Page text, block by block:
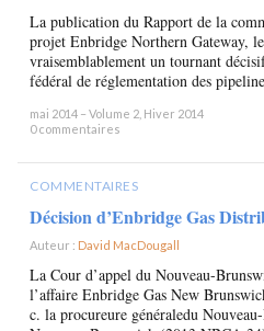
La publication du Rapport de la
projet Enbridge Northern Gateway,
vraisemblablement un tournant
fédéral de réglementation des
mai 2014 – Volume 2, Hiver 2014
0 commentaires
COMMENTAIRES
Décision d’Enbridge Gas
Auteur : David MacDougall
La Cour d’appel du Nouveau-
l’affaire Enbridge Gas New
c. la procureure généraledu